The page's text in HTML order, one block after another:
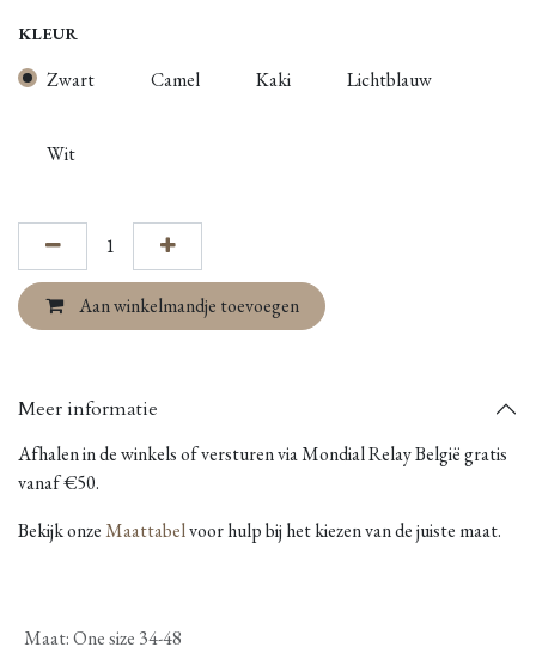
KLEUR
Zwart Camel Kaki Lichtblauw
Wit
Aan winkelmandje toevoegen
Meer informatie
Afhalen in de winkels of versturen via Mondial Relay België gratis
vanaf €50.
Bekijk onzeMaattabelvoor hulp bij het kiezen van de juiste maat.
Maat:One size 34-48